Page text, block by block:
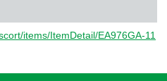
items/ItemDetail/EA976GA-11